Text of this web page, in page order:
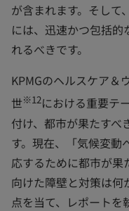
が含まれます。そして
には、迅速かつ包括
れるべきです。
KPMGのヘルスケア＆
世※12における重要テ
付け、都市が果たすべ
す。現在、「気候変動
応するために都市が果
向けた障壁と対策は
点を当て、レポートを